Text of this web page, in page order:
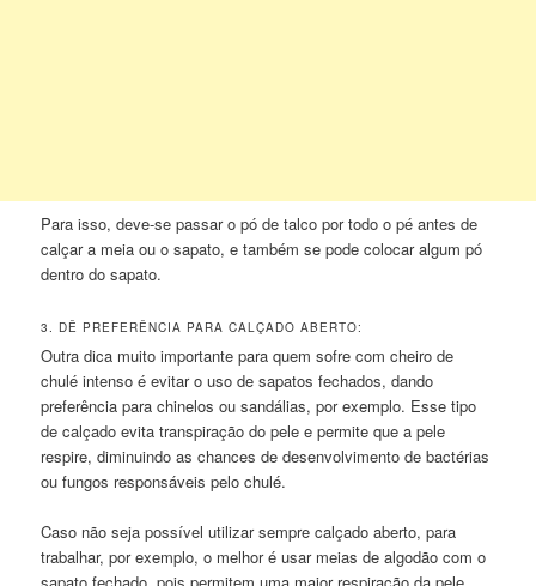
Para isso, deve-se passar o pó de talco por todo o pé antes de
calçar a meia ou o sapato, e também se pode colocar algum pó
dentro do sapato.
3. DÊ PREFERÊNCIA PARA CALÇADO ABERTO:
Outra dica muito importante para quem sofre com cheiro de
chulé intenso é evitar o uso de sapatos fechados, dando
preferência para chinelos ou sandálias, por exemplo. Esse tipo
de calçado evita transpiração do pele e permite que a pele
respire, diminuindo as chances de desenvolvimento de bactérias
ou fungos responsáveis pelo chulé.
Caso não seja possível utilizar sempre calçado aberto, para
trabalhar, por exemplo, o melhor é usar meias de algodão com o